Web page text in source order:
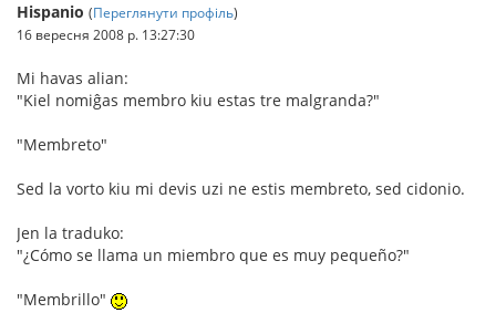
Hispanio (Переглянути профіль)
16 вересня 2008 р. 13:27:30
Mi havas alian:
"Kiel nomiĝas membro kiu estas tre malgranda?"
"Membreto"
Sed la vorto kiu mi devis uzi ne estis membreto, sed cidonio.
Jen la traduko:
"¿Cómo se llama un miembro que es muy pequeño?"
"Membrillo"